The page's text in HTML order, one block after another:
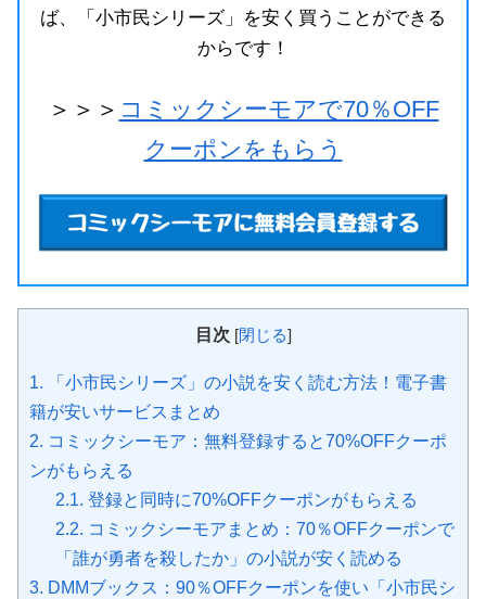
ば、「小市民シリーズ」を安く買うことができる
からです！
＞＞＞ コミックシーモアで70％OFF
クーポンをもらう
目次 [閉じる]
1.
「小市民シリーズ」の小説を安く読む方法！電子書
籍が安いサービスまとめ
2.
コミックシーモア：無料登録すると70%OFFクーポ
ンがもらえる
2.1.
登録と同時に70%OFFクーポンがもらえる
2.2.
コミックシーモアまとめ：70％OFFクーポンで
「誰が勇者を殺したか」の小説が安く読める
3. DMMブックス：90％OFFクーポンを使い「小市民シ